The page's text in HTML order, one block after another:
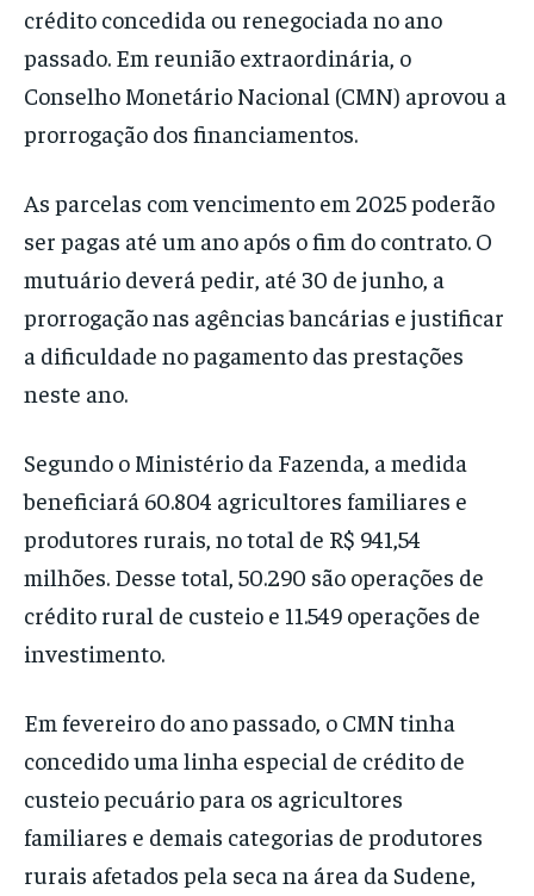
crédito concedida ou renegociada no ano
passado. Em reunião extraordinária, o
Conselho Monetário Nacional (CMN) aprovou a
prorrogação dos financiamentos.
As parcelas com vencimento em 2025 poderão
ser pagas até um ano após o fim do contrato. O
mutuário deverá pedir, até 30 de junho, a
prorrogação nas agências bancárias e justificar
a dificuldade no pagamento das prestações
neste ano.
Segundo o Ministério da Fazenda, a medida
beneficiará 60.804 agricultores familiares e
produtores rurais, no total de R$ 941,54
milhões. Desse total, 50.290 são operações de
crédito rural de custeio e 11.549 operações de
investimento.
Em fevereiro do ano passado, o CMN tinha
concedido uma linha especial de crédito de
custeio pecuário para os agricultores
familiares e demais categorias de produtores
rurais afetados pela seca na área da Sudene,